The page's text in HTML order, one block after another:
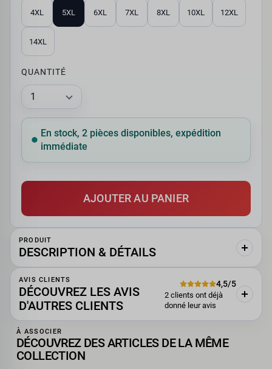
4XL 5XL 6XL 7XL 8XL 10XL 12XL
14XL
QUANTITÉ
En stock, 2 pièces disponibles, expédition
immédiate
AJOUTER AU PANIER
PRODUIT
DESCRIPTION & DÉTAILS
AVIS CLIENTS
DÉCOUVREZ LES AVIS
D'AUTRES CLIENTS
4,5/5
2 clients ont déjà
donné leur avis
À ASSOCIER
DÉCOUVREZ DES ARTICLES DE LA MÊME
COLLECTION